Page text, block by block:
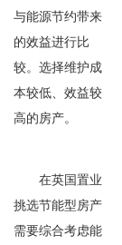
与能源节约带来
的效益进行比
较。选择维护成
本较低、效益较
高的房产。
在英国置业
挑选节能型房产
需要综合考虑能